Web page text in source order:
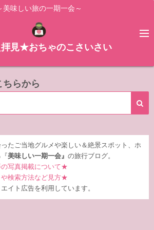
美味しい旅の一期一会～
見★おちゃのこさいさい
らから
たご当地グルメや楽しい＆絶景スポット、ホ
美味しい一期一会』 の旅行ブログ。
写真掲載について★
検索方法など見方★
イト広告を利用しています。